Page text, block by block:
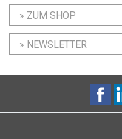
» ZUM SHOP
» NEWSLETTER